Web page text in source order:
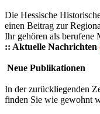
Die Hessische
einen Beitrag zur
Ihr gehören als berufene
:: Aktuelle Nachrichten
Neue Publikationen
In der zurückliegenden
finden Sie wie gewohnt